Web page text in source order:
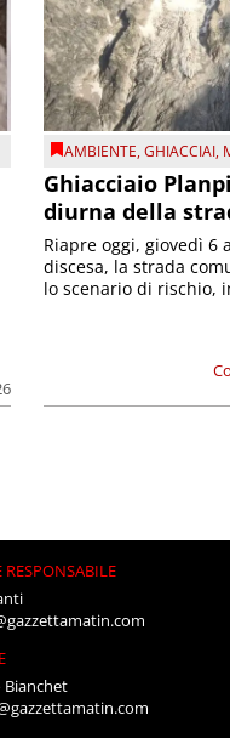
AMBIENTE,GHIACCIAI,
Ghiacciaio
diurna della
Riapre oggi, giovedì 6
discesa, la strada
lo scenario di rischio,
RESPONSABILE
Bianchet